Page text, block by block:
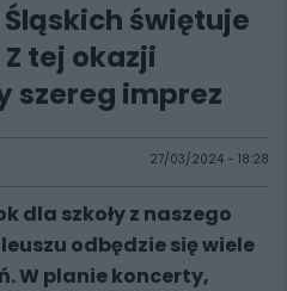
Śląskich świętuje
tej okazji
szereg imprez
27/03/2024 - 18:28
dla szkoły z naszego
odbędzie się wiele
W planie koncerty,